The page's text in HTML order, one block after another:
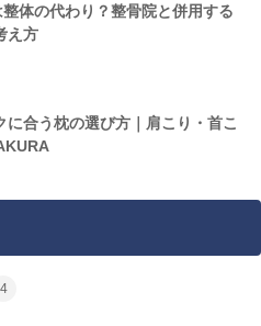
体の代わり？整骨院と併用する
え方
に合う枕の選び方｜肩こり・首こ
4